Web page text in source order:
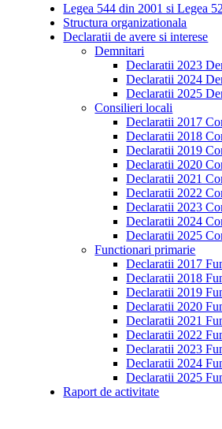
Legea 544 din 2001 si Legea
Structura organizationala
Declaratii de avere si interese
Demnitari
Declaratii 2023
Declaratii 2024
Declaratii 2025
Consilieri locali
Declaratii 2017
Declaratii 2018
Declaratii 2019
Declaratii 2020
Declaratii 2021
Declaratii 2022
Declaratii 2023
Declaratii 2024
Declaratii 2025
Functionari primarie
Declaratii 2017
Declaratii 2018
Declaratii 2019
Declaratii 2020
Declaratii 2021
Declaratii 2022
Declaratii 2023
Declaratii 2024
Declaratii 2025
Raport de activitate